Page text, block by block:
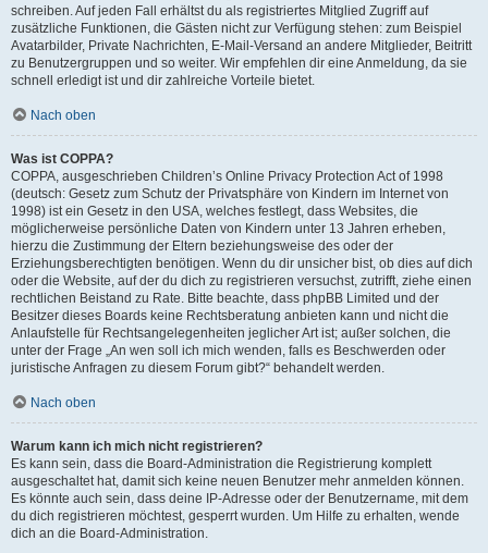
schreiben. Auf jeden Fall erhältst du als registriertes Mitglied Zugriff auf
zusätzliche Funktionen, die Gästen nicht zur Verfügung stehen: zum Beispiel
Avatarbilder, Private Nachrichten, E-Mail-Versand an andere Mitglieder, Beitritt
zu Benutzergruppen und so weiter. Wir empfehlen dir eine Anmeldung, da sie
schnell erledigt ist und dir zahlreiche Vorteile bietet.
Nach oben
Was ist COPPA?
COPPA, ausgeschrieben Children’s Online Privacy Protection Act of 1998
(deutsch: Gesetz zum Schutz der Privatsphäre von Kindern im Internet von
1998) ist ein Gesetz in den USA, welches festlegt, dass Websites, die
möglicherweise persönliche Daten von Kindern unter 13 Jahren erheben,
hierzu die Zustimmung der Eltern beziehungsweise des oder der
Erziehungsberechtigten benötigen. Wenn du dir unsicher bist, ob dies auf dich
oder die Website, auf der du dich zu registrieren versuchst, zutrifft, ziehe einen
rechtlichen Beistand zu Rate. Bitte beachte, dass phpBB Limited und der
Besitzer dieses Boards keine Rechtsberatung anbieten kann und nicht die
Anlaufstelle für Rechtsangelegenheiten jeglicher Art ist; außer solchen, die
unter der Frage „An wen soll ich mich wenden, falls es Beschwerden oder
juristische Anfragen zu diesem Forum gibt?“ behandelt werden.
Nach oben
Warum kann ich mich nicht registrieren?
Es kann sein, dass die Board-Administration die Registrierung komplett
ausgeschaltet hat, damit sich keine neuen Benutzer mehr anmelden können.
Es könnte auch sein, dass deine IP-Adresse oder der Benutzername, mit dem
du dich registrieren möchtest, gesperrt wurden. Um Hilfe zu erhalten, wende
dich an die Board-Administration.